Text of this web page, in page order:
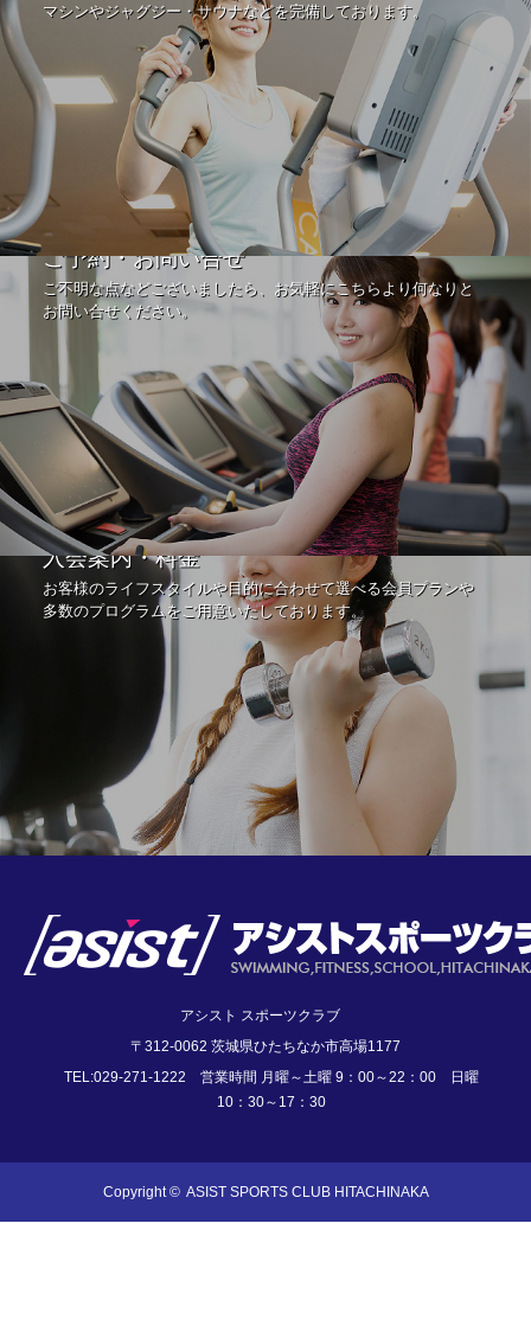
マシンやジャグジー・サウナなどを完備しております。
ご予約・お問い合せ
ご不明な点などございましたら、お気軽にこちらより何なりと
お問い合せください。
入会案内・料金
お客様のライフスタイルや目的に合わせて選べる会員プランや
多数のプログラムをご用意いたしております。
アシスト スポーツクラブ
〒312-0062 茨城県ひたちなか市高場1177
TEL:029-271-1222 営業時間 月曜～土曜 9：00～22：00 日曜
10：30～17：30
Copyright © ASIST SPORTS CLUB HITACHINAKA